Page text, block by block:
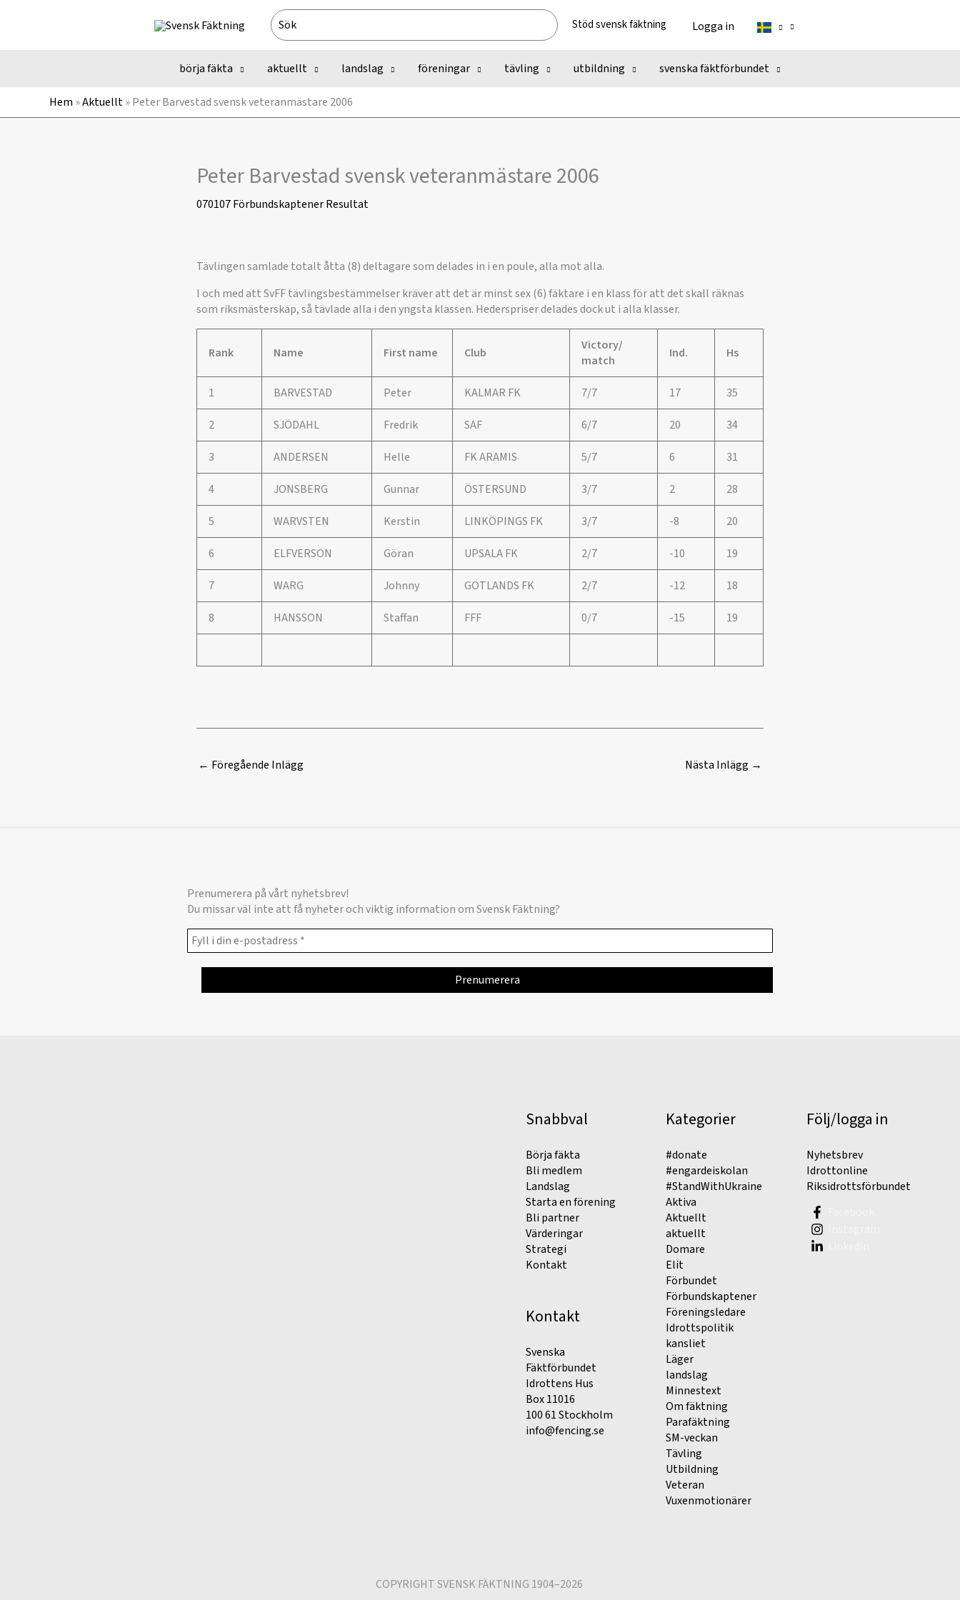
Search
for:
Stöd svensk fäktning Logga in
börja fäkta aktuellt landslag föreningar tävling utbildning svenska fäktförbundet
Hem »Aktuellt»Peter Barvestad svensk veteranmästare 2006
Peter Barvestad svensk veteranmästare 2006
070107FörbundskaptenerResultat
Tävlingen samlade totalt åtta (8) deltagare som delades in i en poule, alla mot alla.
I och med att SvFF tävlingsbestämmelser kräver att det är minst sex (6) fäktare i en klass för att det skall räknas
som riksmästerskap, så tävlade alla i den yngsta klassen. Hederspriser delades dock ut i alla klasser.
Rank Name First name Club
Victory/
match
Ind. Hs
1 BARVESTAD Peter KALMAR FK 7/7 17 35
2 SJÖDAHL Fredrik SAF 6/7 20 34
3 ANDERSEN Helle FK ARAMIS 5/7 6 31
4 JONSBERG Gunnar ÖSTERSUND 3/7 2 28
5 WARVSTEN Kerstin LINKÖPINGS FK 3/7 -8 20
6 ELFVERSON Göran UPSALA FK 2/7 -10 19
7 WARG Johnny GOTLANDS FK 2/7 -12 18
8 HANSSON Staffan FFF 0/7 -15 19
← Föregående Inlägg Nästa Inlägg →
Prenumerera på vårt nyhetsbrev!
Du missar väl inte att få nyheter och viktig information om Svensk Fäktning?
Snabbval
Börja fäkta
Bli medlem
Landslag
Starta en förening
Bli partner
Värderingar
Strategi
Kontakt
Kontakt
Svenska
Fäktförbundet
Idrottens Hus
Box 11016
100 61 Stockholm
info@fencing.se
Kategorier
#donate
#engardeiskolan
#StandWithUkraine
Aktiva
Aktuellt
aktuellt
Domare
Elit
Förbundet
Förbundskaptener
Föreningsledare
Idrottspolitik
kansliet
Läger
landslag
Minnestext
Om fäktning
Parafäktning
SM-veckan
Tävling
Utbildning
Veteran
Vuxenmotionärer
Följ/logga in
Nyhetsbrev
Idrottonline
Riksidrottsförbundet
COPYRIGHT SVENSK FÄKTNING 1904–2026